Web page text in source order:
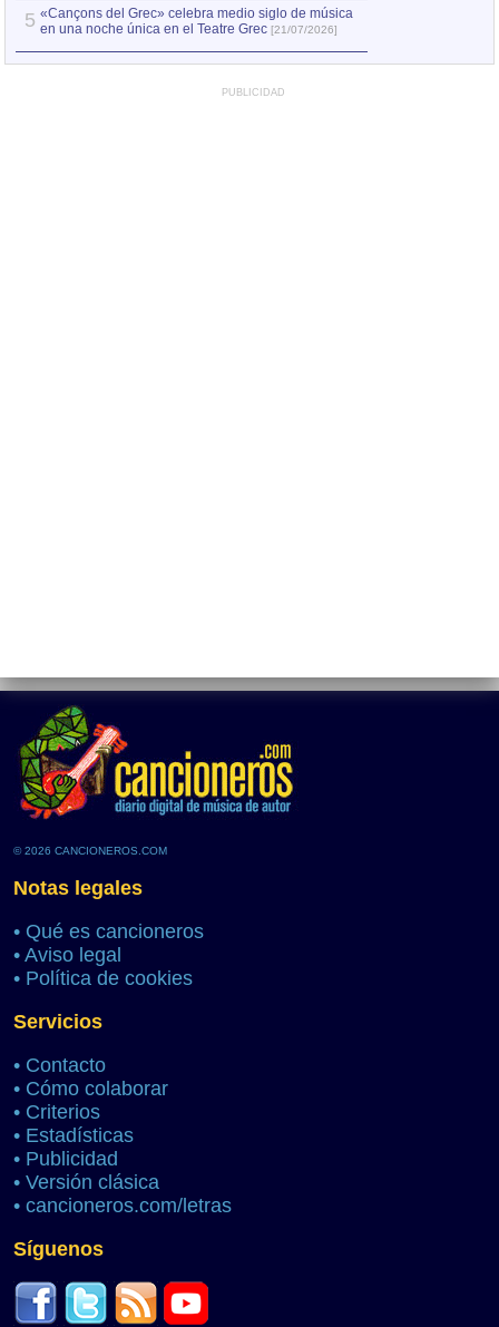
5 «Cançons del Grec» celebra medio siglo de música
en una noche única en el Teatre Grec [21/07/2026]
PUBLICIDAD
© 2026 CANCIONEROS.COM
Notas legales
• Qué es cancioneros
• Aviso legal
• Política de cookies
Servicios
• Contacto
• Cómo colaborar
• Criterios
• Estadísticas
• Publicidad
• Versión clásica
• cancioneros.com/letras
Síguenos